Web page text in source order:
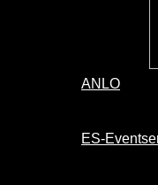
ANLO
ES-